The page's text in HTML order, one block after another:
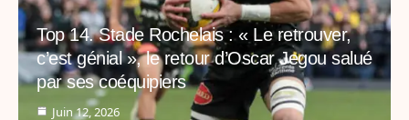
Top 14. Stade Rochelais : « Le retrouver,
c’est génial », le retour d’Oscar Jegou salué
par ses coéquipiers
Juin 12, 2026